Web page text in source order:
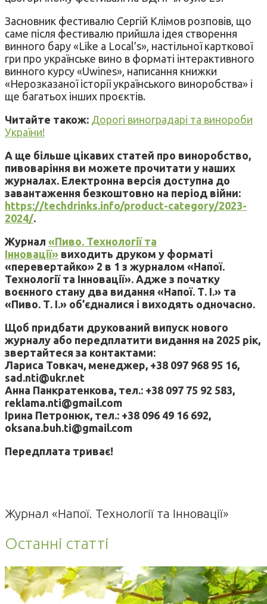
Засновник фестивалю Сергій Клімов розповів, що
саме після фестивалю прийшла ідея створення
винного бару «Like a Local’s», настільної карткової
гри про українське вино в форматі інтерактивного
винного курсу «Uwines», написання книжки
«Нерозказаної історії українського виноробства» і
ще багатьох інших проєктів.
Читайте також: Дорогі виноградарі та винороби
України!
А ще більше цікавих статей про виноробство,
пивоваріння ви можете прочитати у наших
журналах. Електронна версія доступна до
завантаження безкоштовно на період війни:
https://techdrinks.info/product-category/2023-
2024/.
Журнал «Пиво. Технології та
Інновації» виходить друком у форматі
«перевертайко» 2 в 1 з журналом «Напої.
Технології та Інновації». Адже з початку
воєнного стану два видання «Напої. Т. І.» та
«Пиво. Т. І.» об’єдналися і виходять одночасно.
Щоб придбати друкований випуск нового
журналу або передплатити видання на 2025 рік,
звертайтеся за контактами:
Лариса Товкач, менеджер, +38 097 968 95 16,
sad.nti@ukr.net
Анна Панкратенкова, тел.: +38 097 75 92 583,
reklama.nti@gmail.com
Ірина Петронюк, тел.: +38 096 49 16 692,
oksana.buh.ti@gmail.com
Передплата триває!
Журнал «Напої. Технології та Інновації»
Останні статті